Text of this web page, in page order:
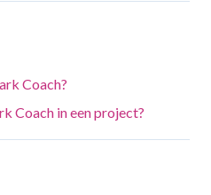
Coach?
Coach in een project?